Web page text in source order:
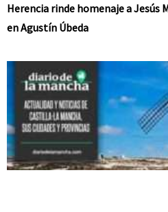
Herencia rinde homenaje a Jesús
en Agustín Úbeda